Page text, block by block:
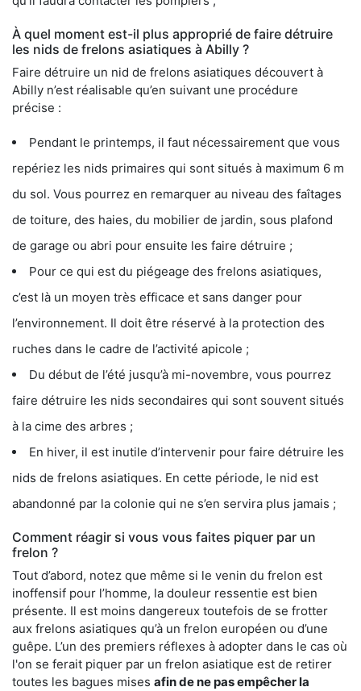
À quel moment est-il plus approprié de faire détruire
les nids de frelons asiatiques à Abilly ?
Faire détruire un nid de frelons asiatiques découvert à
Abilly n’est réalisable qu’en suivant une procédure
précise :
Pendant le printemps, il faut nécessairement que vous
repériez les nids primaires qui sont situés à maximum 6 m
du sol. Vous pourrez en remarquer au niveau des faîtages
de toiture, des haies, du mobilier de jardin, sous plafond
de garage ou abri pour ensuite les faire détruire ;
Pour ce qui est du piégeage des frelons asiatiques,
c’est là un moyen très efficace et sans danger pour
l’environnement. Il doit être réservé à la protection des
ruches dans le cadre de l’activité apicole ;
Du début de l’été jusqu’à mi-novembre, vous pourrez
faire détruire les nids secondaires qui sont souvent situés
à la cime des arbres ;
En hiver, il est inutile d’intervenir pour faire détruire les
nids de frelons asiatiques. En cette période, le nid est
abandonné par la colonie qui ne s’en servira plus jamais ;
Comment réagir si vous vous faites piquer par un
frelon ?
Tout d’abord, notez que même si le venin du frelon est
inoffensif pour l’homme, la douleur ressentie est bien
présente. Il est moins dangereux toutefois de se frotter
aux frelons asiatiques qu’à un frelon européen ou d’une
guêpe. L’un des premiers réflexes à adopter dans le cas où
l'on se ferait piquer par un frelon asiatique est de retirer
toutes les bagues mises afin de ne pas empêcher la